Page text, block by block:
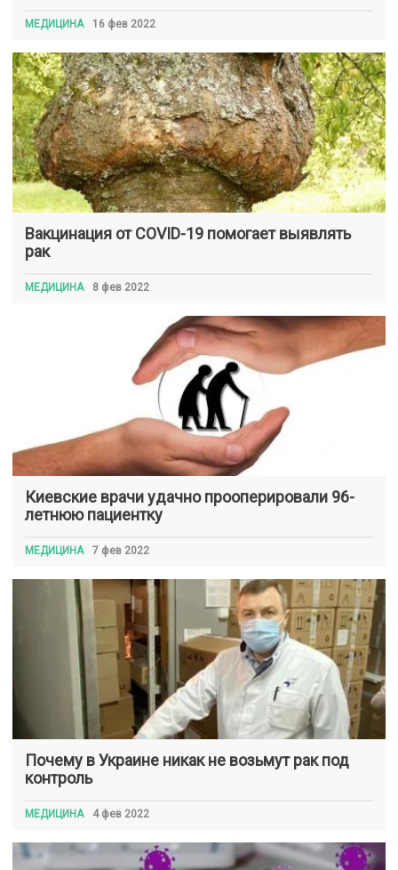
МЕДИЦИНА 16 фев 2022
Вакцинация от COVID-19 помогает выявлять
рак
МЕДИЦИНА 8 фев 2022
Киевские врачи удачно прооперировали 96-
летнюю пациентку
МЕДИЦИНА 7 фев 2022
Почему в Украине никак не возьмут рак под
контроль
МЕДИЦИНА 4 фев 2022